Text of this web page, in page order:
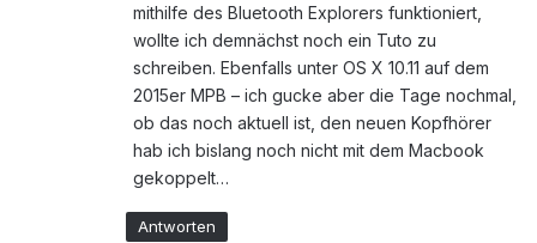
mithilfe des Bluetooth Explorers funktioniert,
wollte ich demnächst noch ein Tuto zu
schreiben. Ebenfalls unter OS X 10.11 auf dem
2015er MPB – ich gucke aber die Tage nochmal,
ob das noch aktuell ist, den neuen Kopfhörer
hab ich bislang noch nicht mit dem Macbook
gekoppelt…
Antworten